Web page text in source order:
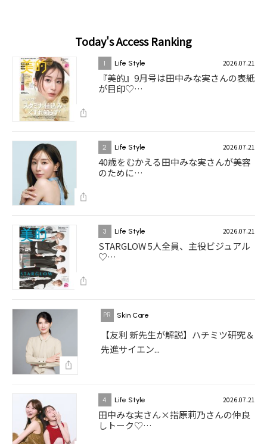
Today's Access Ranking
1 Life Style 2026.07.21
『美的』9月号は田中みな実さんの表紙
が目印♡…
2 Life Style 2026.07.21
40歳をむかえる田中みな実さんが美容
のために…
3 Life Style 2026.07.21
STARGLOW 5人全員、主役ビジュアル
♡…
Skin Care
【友利 新先生が解説】ハチミツ研究＆
先進サイエン...
4 Life Style 2026.07.21
田中みな実さん×指原莉乃さんの仲良
しトーク♡…